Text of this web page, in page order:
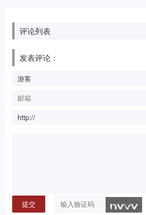
评论列表
发表评论：